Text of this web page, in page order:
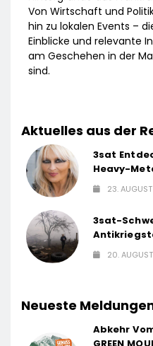
Von Wirtschaft und
hin zu lokalen Events –
Einblicke und relevante
am Geschehen in der
sind.
Aktuelles aus der
3sat
Heavy-
23.
3sat-
20.
Neueste
Abkehr
GREEN